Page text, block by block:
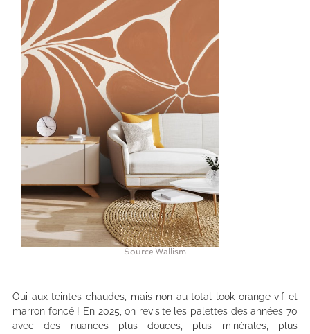
Source Wallism
Oui aux teintes chaudes, mais non au total look orange vif et
marron foncé ! En 2025, on revisite les palettes des années 70
avec des nuances plus douces, plus minérales, plus